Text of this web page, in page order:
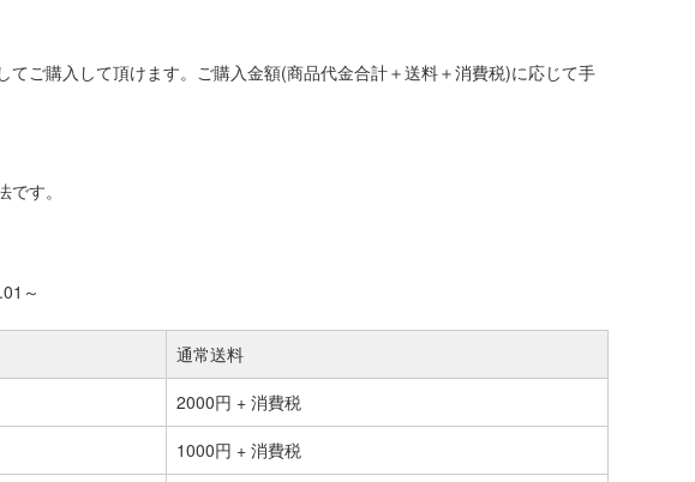
ご購入して頂けます。ご購入金額(商品代金合計＋送料＋消費税)に応じて手
す。
～
通常送料
2000円 + 消費税
1000円 + 消費税